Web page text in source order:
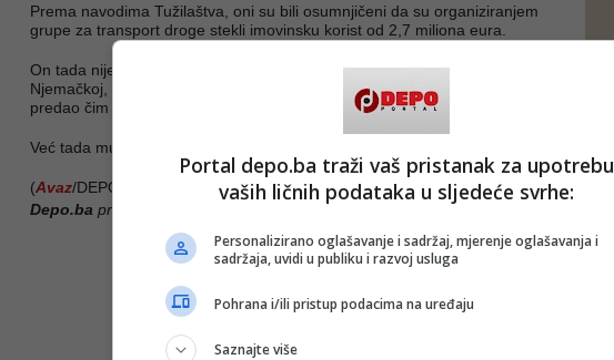
Prema navodima Tužilaštva, oni su bili osumnjičeni da su organiziranjem
grupe za transport droge stekli imovinsku korist od 2,7 miliona eura.
On tada nije bio dostupan našem pravosuđu, s obzirom da se nalazio u
Njemačkoj, a njegov advokat je negirao da je bježao od pravosuđa te da se
predao čim se vratio iz Njemačke.
Već tada mu se sudilo u jednom drugom predmetu koji se ticao droge.
(Avaz/DEPO PORTAL7af)
Depo.ba pratite putem društvenih mreža Twitter
Portal depo.ba traži vaš pristanak za upotrebu
vaših ličnih podataka u sljedeće svrhe:
Personalizirano oglašavanje i sadržaj, mjerenje oglašavanja i
sadržaja, uvidi u publiku i razvoj usluga
Pohrana i/ili pristup podacima na uređaju
Saznajte više